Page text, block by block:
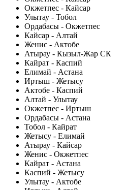
Окжетпес - Кайсар
Улытау - Тобол
Ордабасы - Окжетпес
Кайсар - Алтай
Женис - Актобе
Атырау - Кызыл-Жар СК
Кайрат - Каспий
Елимай - Астана
Иртыш - Жетысу
Актобе - Каспий
Алтай - Улытау
Окжетпес - Иртыш
Ордабасы - Астана
Тобол - Кайрат
Жетысу - Елимай
Атырау - Кайсар
Женис - Окжетпес
Кайрат - Астана
Каспий - Жетысу
Улытау - Актобе